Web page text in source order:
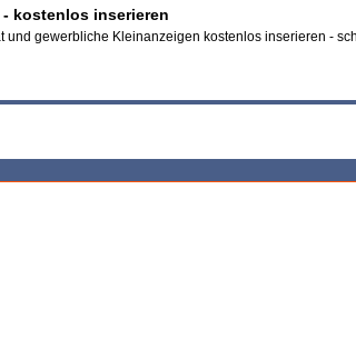
kostenlos inserieren
und gewerbliche Kleinanzeigen kostenlos inserieren -